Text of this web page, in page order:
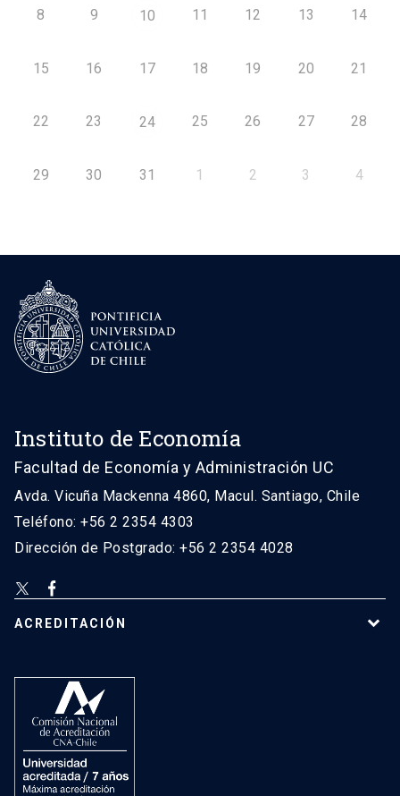
8 9 10 11 12 13 14
15 16 17 18 19 20 21
22 23 24 25 26 27 28
29 30 31 1 2 3 4
Instituto de Economía
Facultad de Economía y Administración UC
Avda. Vicuña Mackenna 4860, Macul. Santiago, Chile
Teléfono: +56 2 2354 4303
Dirección de Postgrado: +56 2 2354 4028
ACREDITACIÓN